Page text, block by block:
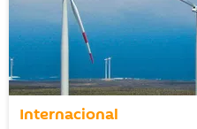
Internacional